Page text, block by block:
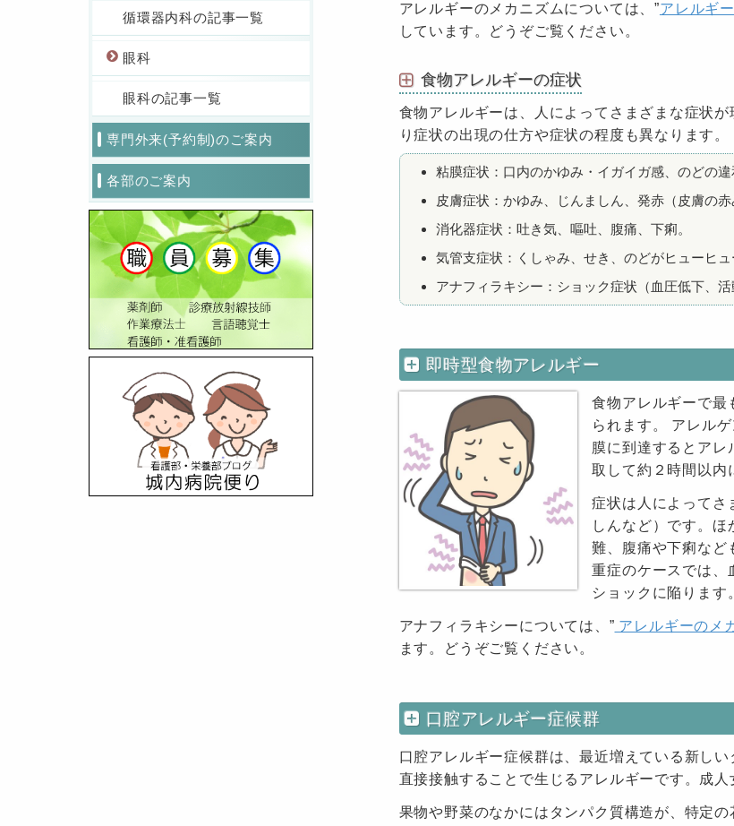
循環器内科の記事一覧
眼科
眼科の記事一覧
専門外来(予約制)のご案内
各部のご案内
アレルギーのメカニズムについては、”アレルギ
しています。どうぞご覧ください。
食物アレルギーの症状
食物アレルギーは、人によってさまざまな症状
り症状の出現の仕方や症状の程度も異なります。
粘膜症状：口内のかゆみ・イガイガ感、のどの
皮膚症状：かゆみ、じんましん、発赤（皮膚の赤
消化器症状：吐き気、嘔吐、腹痛、下痢。
気管支症状：くしゃみ、せき、のどがヒューヒュ
アナフィラキシー：ショック症状（血圧低下、
即時型食物アレルギー
食物アレルギーで最
られます。 アレル
膜に到達するとアレ
取して約２時間以内
症状は人によってさ
しんなど）です。ほ
難、腹痛や下痢など
重症のケースでは、
ショックに陥ります。
アナフィラキシーについては、” アレルギーのメ
ます。どうぞご覧ください。
口腔アレルギー症候群
口腔アレルギー症候群は、最近増えている新し
直接接触することで生じるアレルギーです。成人
果物や野菜のなかにはタンパク質構造が、特定